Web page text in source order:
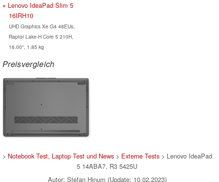
Lenovo IdeaPad Slim 5
16IRH10
UHD Graphics Xe G4 48EUs,
Raptor Lake-H Core 5 210H,
16.00", 1.85 kg
Preisvergleich
> Notebook Test, Laptop Test und News> Externe Tests> Lenovo IdeaPad
5 14ABA7, R3 5425U
Autor: Stefan Hinum (Update: 10.02.2023)